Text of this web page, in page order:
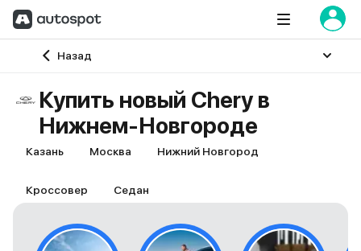
Назад
Главная
Купить новый Chery в
Нижнем-Новгороде
Казань Москва Нижний Новгород
Кроссовер Седан